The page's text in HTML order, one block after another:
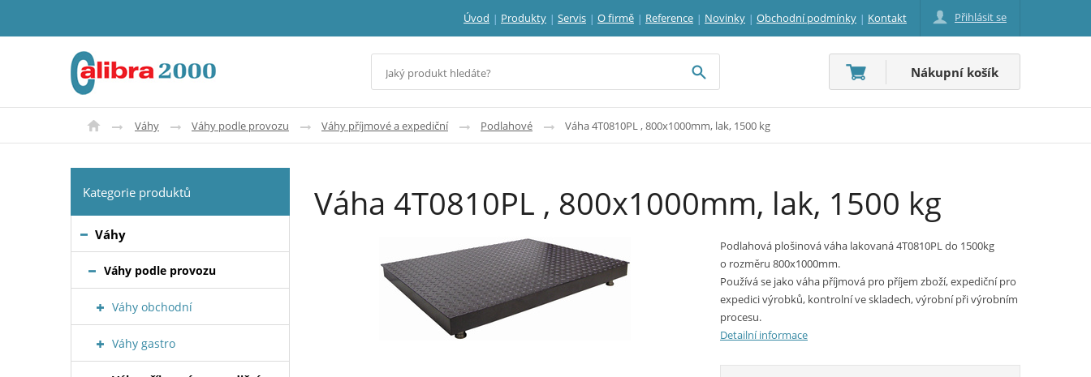
Úvod Produkty Servis O firmě Reference Novinky Obchodní podmínky Kontakt Přihlásit se
Nákupní košík
Váhy Váhy podle provozu Váhy příjmové a expediční Podlahové Váha 4T0810PL , 800x1000mm, lak, 1500 kg
Váha 4T0810PL , 800x1000mm, lak, 1500 kg
Podlahová plošinová váha lakovaná 4T0810PL do 1500kg
o rozměru 800x1000mm.
Používá se jako váha příjmová pro příjem zboží, expediční pro
expedici výrobků, kontrolní ve skladech, výrobní při výrobním
procesu.
Detailní informace
Kategorie produktů
Váhy
Váhy podle provozu
Váhy obchodní
Váhy gastro